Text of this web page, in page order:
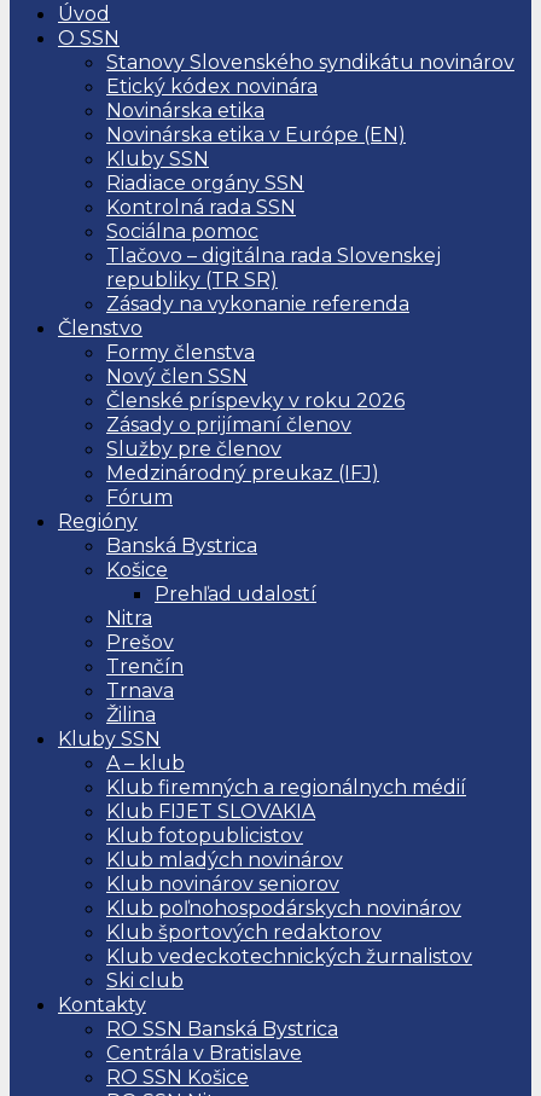
Úvod
O SSN
Stanovy Slovenského syndikátu novinárov
Etický kódex novinára
Novinárska etika
Novinárska etika v Európe (EN)
Kluby SSN
Riadiace orgány SSN
Kontrolná rada SSN
Sociálna pomoc
Tlačovo – digitálna rada Slovenskej
republiky (TR SR)
Zásady na vykonanie referenda
Členstvo
Formy členstva
Nový člen SSN
Členské príspevky v roku 2026
Zásady o prijímaní členov
Služby pre členov
Medzinárodný preukaz (IFJ)
Fórum
Regióny
Banská Bystrica
Košice
Prehľad udalostí
Nitra
Prešov
Trenčín
Trnava
Žilina
Kluby SSN
A – klub
Klub firemných a regionálnych médií
Klub FIJET SLOVAKIA
Klub fotopublicistov
Klub mladých novinárov
Klub novinárov seniorov
Klub poľnohospodárskych novinárov
Klub športových redaktorov
Klub vedeckotechnických žurnalistov
Ski club
Kontakty
RO SSN Banská Bystrica
Centrála v Bratislave
RO SSN Košice